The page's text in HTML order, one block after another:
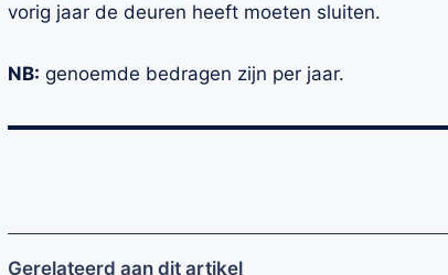
vorig jaar de deuren heeft moeten sluiten.
NB: genoemde bedragen zijn per jaar.
Gerelateerd aan dit artikel